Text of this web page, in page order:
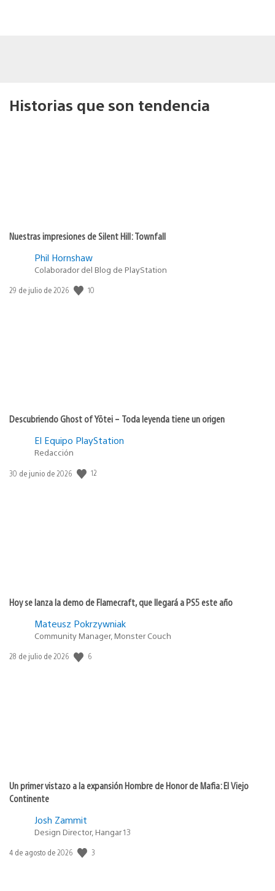
Historias que son tendencia
Nuestras impresiones de Silent Hill: Townfall
Phil Hornshaw
Colaborador del Blog de PlayStation
Fecha
29 de julio de 2026 10
Descubriendo Ghost of Yōtei – Toda leyenda tiene un origen
El Equipo PlayStation
Redacción
Fecha
30 de junio de 2026 12
Hoy se lanza la demo de Flamecraft, que llegará a PS5 este año
Mateusz Pokrzywniak
Community Manager, Monster Couch
Fecha
28 de julio de 2026 6
Un primer vistazo a la expansión Hombre de Honor de Mafia: El Viejo
Continente
Josh Zammit
Design Director, Hangar 13
Fecha
4 de agosto de 2026 3